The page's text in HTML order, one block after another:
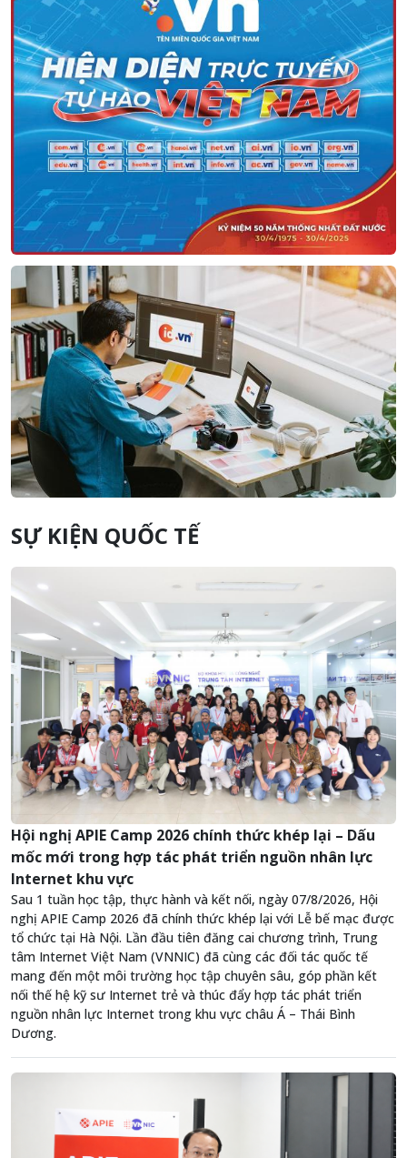
SỰ KIỆN QUỐC TẾ
Hội nghị APIE Camp 2026 chính thức khép lại – Dấu
mốc mới trong hợp tác phát triển nguồn nhân lực
Internet khu vực
Sau 1 tuần học tập, thực hành và kết nối, ngày 07/8/2026, Hội
nghị APIE Camp 2026 đã chính thức khép lại với Lễ bế mạc được
tổ chức tại Hà Nội. Lần đầu tiên đăng cai chương trình, Trung
tâm Internet Việt Nam (VNNIC) đã cùng các đối tác quốc tế
mang đến một môi trường học tập chuyên sâu, góp phần kết
nối thế hệ kỹ sư Internet trẻ và thúc đẩy hợp tác phát triển
nguồn nhân lực Internet trong khu vực châu Á – Thái Bình
Dương.